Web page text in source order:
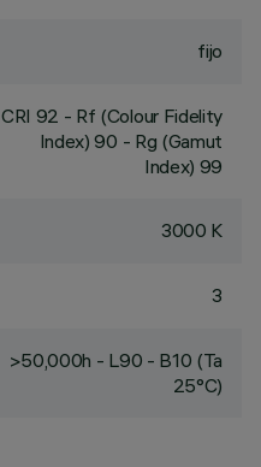
fijo
CRI 92 - Rf (Colour Fidelity
Index) 90 - Rg (Gamut
Index) 99
3000 K
3
>50,000h - L90 - B10 (Ta
25°C)